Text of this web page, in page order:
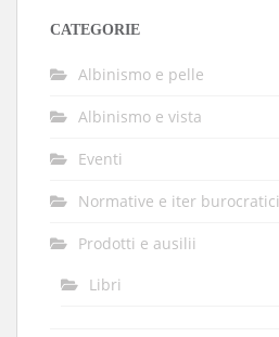
CATEGORIE
Albinismo e pelle
Albinismo e vista
Eventi
Normative e iter burocratici
Prodotti e ausilii
Libri